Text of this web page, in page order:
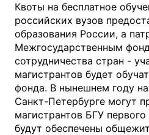
Квоты на бесплатное
российских вузов
образования России, а
Межгосударственным
сотрудничества стран -
магистрантов будет
фонда. В нынешнем году
Санкт-Петербурге могут
магистрантов БГУ
будут обеспечены